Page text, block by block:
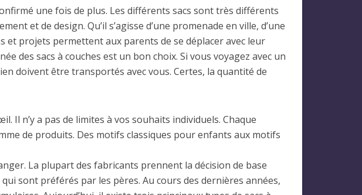
une fois de plus. Les différents sacs sont très différents
et de design. Qu’il s’agisse d’une promenade en ville, d’une
et projets permettent aux parents de se déplacer avec leur
des sacs à couches est un bon choix. Si vous voyagez avec un
doivent être transportés avec vous. Certes, la quantité de
Il n’y a pas de limites à vos souhaits individuels. Chaque
de produits. Des motifs classiques pour enfants aux motifs
La plupart des fabricants prennent la décision de base
sont préférés par les pères. Au cours des dernières années,